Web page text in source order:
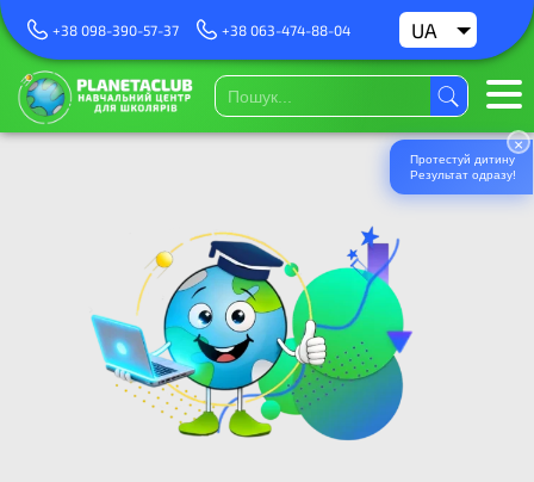
+38 098-390-57-37 +38 063-474-88-04 UA
RU
×
Протестуй дитину
Результат одразу!